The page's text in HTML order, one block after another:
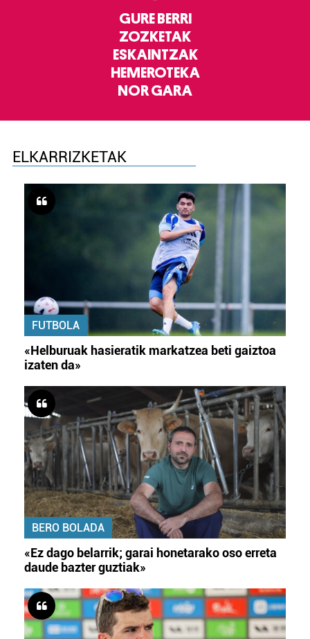
GURE BERRI
ZOZKETAK
ESKAINTZAK
HEMEROTEKA
NOR GARA
ELKARRIZKETAK
FUTBOLA
«Helburuak hasieratik markatzea beti gaiztoa
izaten da»
BERO BOLADA
«Ez dago belarrik; garai honetarako oso erreta
daude bazter guztiak»